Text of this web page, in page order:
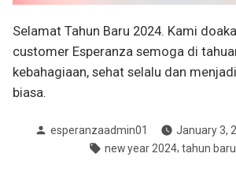
Selamat Tahun Baru 2024. Kami
customer Esperanza semoga di
kebahagiaan, sehat selalu dan
biasa.
Posted
esperanzaadmin01 January 3,
Tags:
new year 2024, tahun